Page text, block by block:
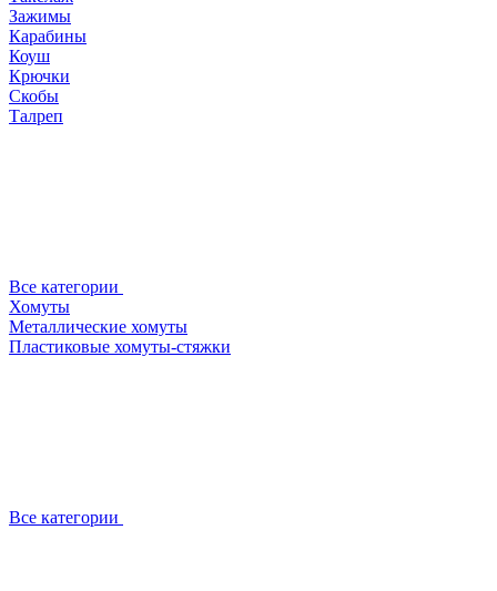
Зажимы
Карабины
Коуш
Крючки
Скобы
Талреп
Все категории
Хомуты
Металлические хомуты
Пластиковые хомуты-стяжки
Все категории